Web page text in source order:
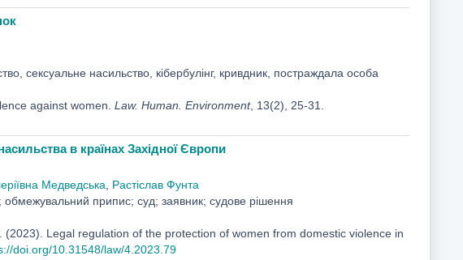
сексуальне насильство, кібербулінг, кривдник, постраждала особа
against women. Law. Human. Environment, 13(2), 25-31.
в країнах Західної Європи
Медведська
Растіслав Фунта
обмежувальний припис; суд; заявник; судове рішення
Legal regulation of the protection of women from domestic violence in
doi.org/10.31548/law/4.2023.79